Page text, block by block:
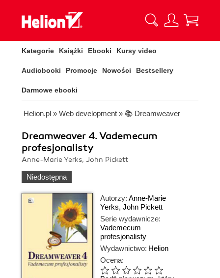
Kategorie Książki Ebooki Kursy video
Audiobooki Promocje Nowości Bestsellery
Darmowe ebooki
Helion.pl » Web development » 📚 Dreamweaver
Dreamweaver 4. Vademecum
profesjonalisty
Anne-Marie Yerks, John Pickett
Niedostępna
Autorzy: Anne-Marie
Yerks, John Pickett
Serie wydawnicze:
Vademecum
profesjonalisty
Wydawnictwo: Helion
Ocena: